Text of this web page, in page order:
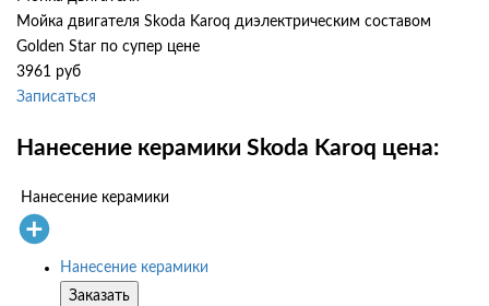
Мойка двигателя Skoda Karoq диэлектрическим составом
Golden Star по супер цене
3961 руб
Записаться
Нанесение керамики Skoda Karoq цена:
Нанесение керамики
Нанесение керамики
Заказать